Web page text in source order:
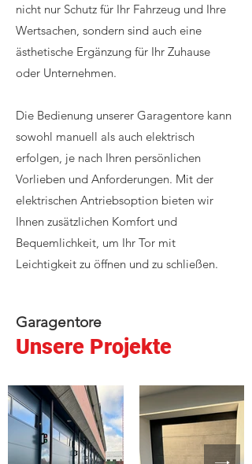
nicht nur Schutz für Ihr Fahrzeug und Ihre
Wertsachen, sondern sind auch eine
ästhetische Ergänzung für Ihr Zuhause
oder Unternehmen.
Die Bedienung unserer Garagentore kann
sowohl manuell als auch elektrisch
erfolgen, je nach Ihren persönlichen
Vorlieben und Anforderungen. Mit der
elektrischen Antriebsoption bieten wir
Ihnen zusätzlichen Komfort und
Bequemlichkeit, um Ihr Tor mit
Leichtigkeit zu öffnen und zu schließen.
Garagentore
Unsere Projekte